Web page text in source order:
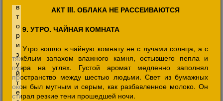
АКТ III. ОБЛАКА НЕ РАССЕИВАЮТСЯ
9. УТРО. ЧАЙНАЯ КОМНАТА
Утро вошло в чайную комнату не с лучами солнца, а с
тяжёлым запахом влажного камня, остывшего пепла и
пуэра на углях. Густой аромат медленно заполнял
пространство между шестью людьми. Свет из бумажных
окон был мутным и серым, как разбавленное молоко. Он
стирал резкие тени прошедшей ночи.